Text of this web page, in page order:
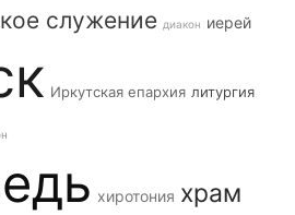
служение диакон иерей
Иркутская епархия литургия
хиротония храм